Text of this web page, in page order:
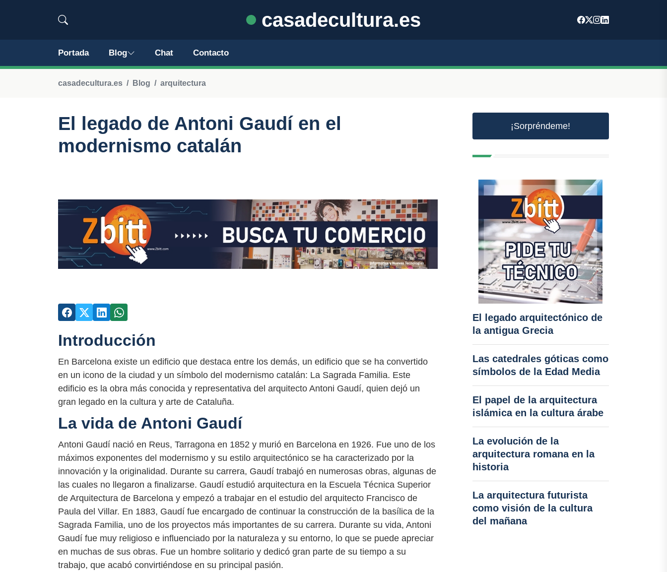
casadecultura.es
Portada Blog Chat Contacto
casadecultura.es Blog arquitectura
El legado de Antoni Gaudí en el
modernismo catalán
Introducción
En Barcelona existe un edificio que destaca entre los demás, un edificio que se ha convertido
en un icono de la ciudad y un símbolo del modernismo catalán: La Sagrada Familia. Este
edificio es la obra más conocida y representativa del arquitecto Antoni Gaudí, quien dejó un
gran legado en la cultura y arte de Cataluña.
La vida de Antoni Gaudí
Antoni Gaudí nació en Reus, Tarragona en 1852 y murió en Barcelona en 1926. Fue uno de los
máximos exponentes del modernismo y su estilo arquitectónico se ha caracterizado por la
innovación y la originalidad. Durante su carrera, Gaudí trabajó en numerosas obras, algunas de
las cuales no llegaron a finalizarse. Gaudí estudió arquitectura en la Escuela Técnica Superior
de Arquitectura de Barcelona y empezó a trabajar en el estudio del arquitecto Francisco de
Paula del Villar. En 1883, Gaudí fue encargado de continuar la construcción de la basílica de la
Sagrada Familia, uno de los proyectos más importantes de su carrera. Durante su vida, Antoni
Gaudí fue muy religioso e influenciado por la naturaleza y su entorno, lo que se puede apreciar
en muchas de sus obras. Fue un hombre solitario y dedicó gran parte de su tiempo a su
trabajo, que acabó convirtiéndose en su principal pasión.
¡Sorpréndeme!
El legado arquitectónico de
la antigua Grecia
Las catedrales góticas como
símbolos de la Edad Media
El papel de la arquitectura
islámica en la cultura árabe
La evolución de la
arquitectura romana en la
historia
La arquitectura futurista
como visión de la cultura
del mañana